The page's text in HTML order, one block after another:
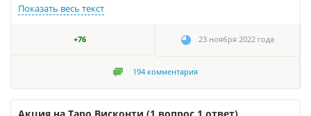
Показать весь текст
+76 23 ноября 2022 года
194 комментария